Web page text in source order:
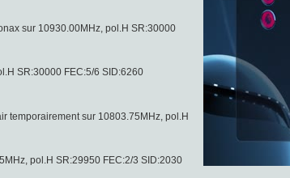
sur 10930.00MHz, pol.H SR:30000
SR:30000 FEC:5/6 SID:6260
temporairement sur 10803.75MHz, pol.H
pol.H SR:29950 FEC:2/3 SID:2030